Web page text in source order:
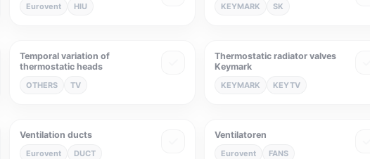
Eurovent HIU KEYMARK SK
Temporal variation of
thermostatic heads
OTHERS TV
Thermostatic radiator valves
Keymark
KEYMARK KEYTV
Ventilation ducts
Eurovent DUCT
Ventilatoren
Eurovent FANS